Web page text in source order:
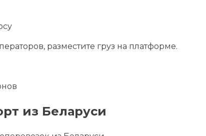
разместите груз на платформе.
из Беларуси